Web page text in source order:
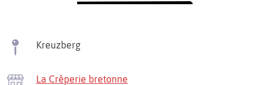
Kreuzberg
La Crêperie bretonne